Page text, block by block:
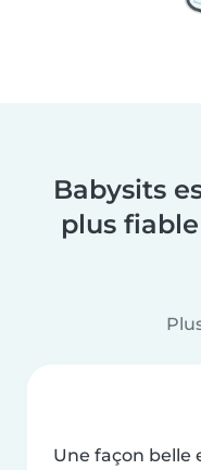
Babysits
plus
Une façon belle